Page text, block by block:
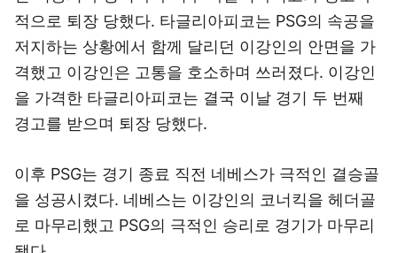
적으로 퇴장 당했다. 타글리아피코는 PSG의 속공을
저지하는 상황에서 함께 달리던 이강인의 안면을 가
격했고 이강인은 고통을 호소하며 쓰러졌다. 이강인
을 가격한 타글리아피코는 결국 이날 경기 두 번째
경고를 받으며 퇴장 당했다.
이후 PSG는 경기 종료 직전 네베스가 극적인 결승골
을 성공시켰다. 네베스는 이강인의 코너킥을 헤더골
로 마무리했고 PSG의 극적인 승리로 경기가 마무리